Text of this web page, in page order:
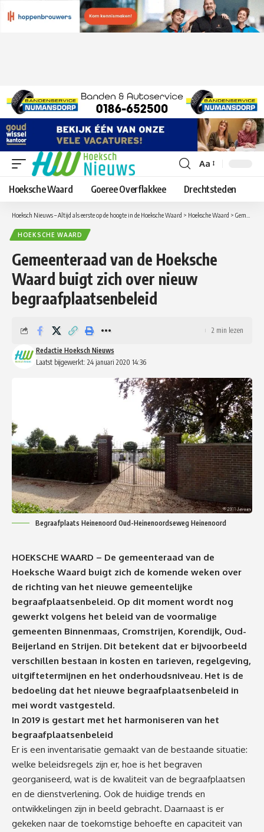
Lettergrootte
aanpassen
Aa
Hoeksche Waard Goeree Overflakkee Drechtsteden
Hoeksch Nieuws – Altijd als eerste op de hoogte in de Hoeksche Waard > Hoeksche Waard > Gemeenteraad van de Hoeksche Waard buigt zich over nieuw begraafplaatsenbeleid
HOEKSCHE WAARD
Gemeenteraad van de Hoeksche
Waard buigt zich over nieuw
begraafplaatsenbeleid
Laatst bijgewerkt: 24 januari 2020 14:36
Redactie Hoeksch Nieuws
2 min lezen
Begraafplaats Heinenoord Oud-Heinenoordseweg Heinenoord
HOEKSCHE WAARD – De gemeenteraad van de
Hoeksche Waard buigt zich de komende weken over
de richting van het nieuwe gemeentelijke
begraafplaatsenbeleid. Op dit moment wordt nog
gewerkt volgens het beleid van de voormalige
gemeenten Binnenmaas, Cromstrijen, Korendijk, Oud-
Beijerland en Strijen. Dit betekent dat er bijvoorbeeld
verschillen bestaan in kosten en tarieven, regelgeving,
uitgiftetermijnen en het onderhoudsniveau. Het is de
bedoeling dat het nieuwe begraafplaatsenbeleid in
mei wordt vastgesteld.
In 2019 is gestart met het harmoniseren van het
begraafplaatsenbeleid
Er is een inventarisatie gemaakt van de bestaande situatie:
welke beleidsregels zijn er, hoe is het begraven
georganiseerd, wat is de kwaliteit van de begraafplaatsen
en de dienstverlening. Ook de huidige trends en
ontwikkelingen zijn in beeld gebracht. Daarnaast is er
gekeken naar de toekomstige behoefte en capaciteit van